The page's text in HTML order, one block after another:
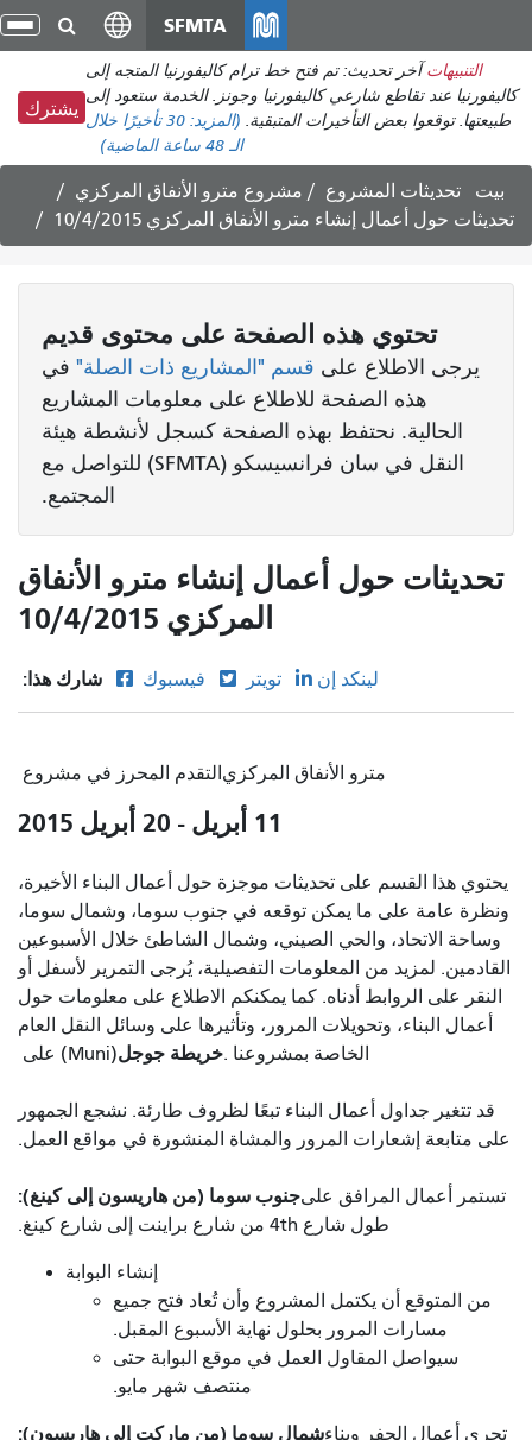
انتقل
إلى
المحتوى
الرئيسي
SFMTA
التنبيهات آخر تحديث: تم فتح خط ترام كاليفورنيا المتجه إلى
كاليفورنيا عند تقاطع شارعي كاليفورنيا وجونز. الخدمة ستعود إلى
طبيعتها. توقعوا بعض التأخيرات المتبقية. (المزيد: 30 تأخيرًا
خلال
الـ 48 ساعة الماضية)
يشترك
بيت تحديثات المشروع
مشروع مترو الأنفاق المركزي
تحديثات حول أعمال إنشاء مترو الأنفاق المركزي 10/4/2015
تحتوي هذه الصفحة على محتوى قديم
يرجى الاطلاع على قسم "المشاريع ذات الصلة" في
هذه الصفحة للاطلاع على معلومات المشاريع
الحالية. نحتفظ بهذه الصفحة كسجل لأنشطة هيئة
النقل في سان فرانسيسكو (SFMTA) للتواصل مع
المجتمع.
تحديثات حول أعمال إنشاء مترو الأنفاق
المركزي 10/4/2015
شارك هذا: فيسبوك تويتر لينكد إن
التقدم المحرز في مشروع مترو الأنفاق المركزي
11 أبريل - 20 أبريل 2015
يحتوي هذا القسم على تحديثات موجزة حول أعمال البناء الأخيرة،
ونظرة عامة على ما يمكن توقعه في جنوب سوما، وشمال سوما،
وساحة الاتحاد، والحي الصيني، وشمال الشاطئ خلال الأسبوعين
القادمين. لمزيد من المعلومات التفصيلية، يُرجى التمرير لأسفل أو
النقر على الروابط أدناه. كما يمكنكم الاطلاع على معلومات حول
أعمال البناء، وتحويلات المرور، وتأثيرها على وسائل النقل العام
(Muni) علىخريطة جوجلالخاصة بمشروعنا .
قد تتغير جداول أعمال البناء تبعًا لظروف طارئة. نشجع الجمهور
على متابعة إشعارات المرور والمشاة المنشورة في مواقع العمل.
جنوب سوما (من هاريسون إلى كينغ):تستمر أعمال المرافق على
طول شارع 4th من شارع براينت إلى شارع كينغ.
إنشاء البوابة
من المتوقع أن يكتمل المشروع وأن تُعاد فتح جميع
مسارات المرور بحلول نهاية الأسبوع المقبل.
سيواصل المقاول العمل في موقع البوابة حتى
منتصف شهر مايو.
شمال سوما (من ماركت إلى هاريسون):تجري أعمال الحفر وبناء